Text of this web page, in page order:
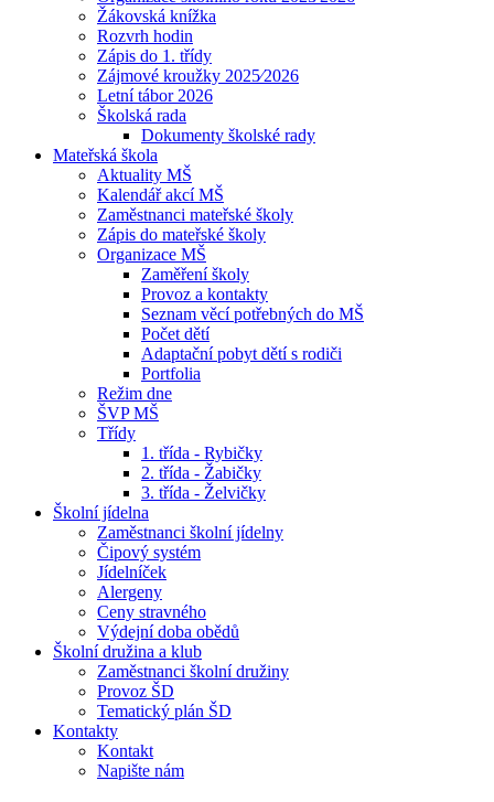
Žákovská knížka
Rozvrh hodin
Zápis do 1. třídy
Zájmové kroužky 2025⁄2026
Letní tábor 2026
Školská rada
Dokumenty školské rady
Mateřská škola
Aktuality MŠ
Kalendář akcí MŠ
Zaměstnanci mateřské školy
Zápis do mateřské školy
Organizace MŠ
Zaměření školy
Provoz a kontakty
Seznam věcí potřebných do MŠ
Počet dětí
Adaptační pobyt dětí s rodiči
Portfolia
Režim dne
ŠVP MŠ
Třídy
1. třída - Rybičky
2. třída - Žabičky
3. třída - Želvičky
Školní jídelna
Zaměstnanci školní jídelny
Čipový systém
Jídelníček
Alergeny
Ceny stravného
Výdejní doba obědů
Školní družina a klub
Zaměstnanci školní družiny
Provoz ŠD
Tematický plán ŠD
Kontakty
Kontakt
Napište nám